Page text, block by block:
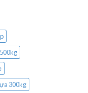
300kg